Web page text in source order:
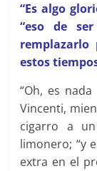
“Es algo
“eso de
estos
“Oh, es
Vincenti,
cigarro a
limonero; “y
extra en el